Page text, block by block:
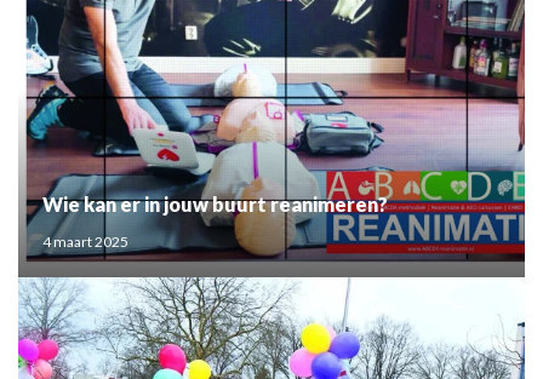
Wie kan er in jouw buurt reanimeren?
4 maart 2025